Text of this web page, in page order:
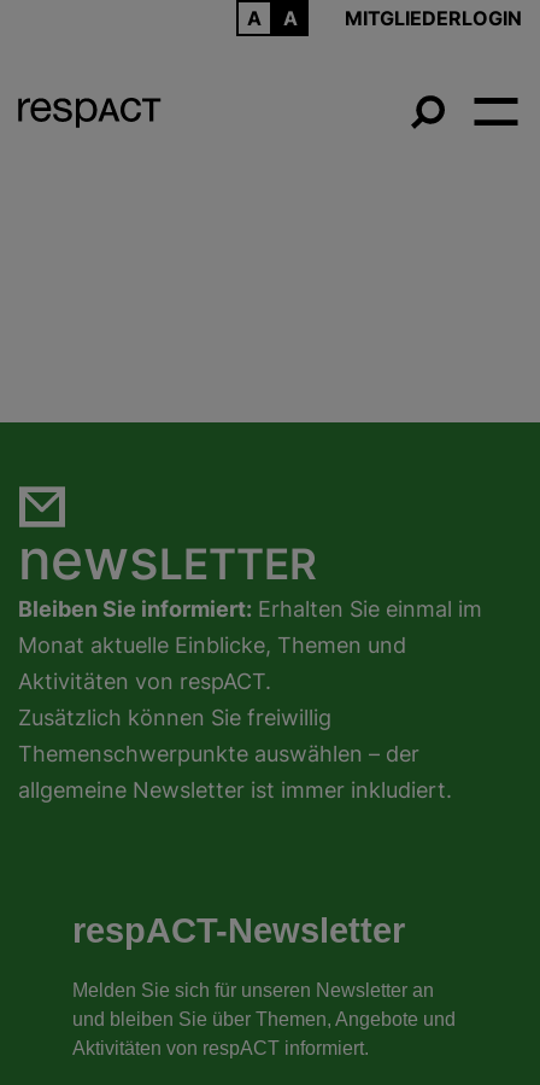
MITGLIEDERLOGIN
newsLETTER
Bleiben Sie informiert: Erhalten Sie einmal im
Monat aktuelle Einblicke, Themen und
Aktivitäten von respACT.
Zusätzlich können Sie freiwillig
Themenschwerpunkte auswählen – der
allgemeine Newsletter ist immer inkludiert.